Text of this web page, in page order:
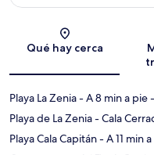
Qué hay cerca
Playa La Zenia- A 8 min a pie
Playa de La Zenia - Cala
Playa Cala Capitán- A 11 min